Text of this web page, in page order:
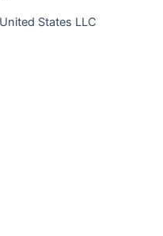
States LLC